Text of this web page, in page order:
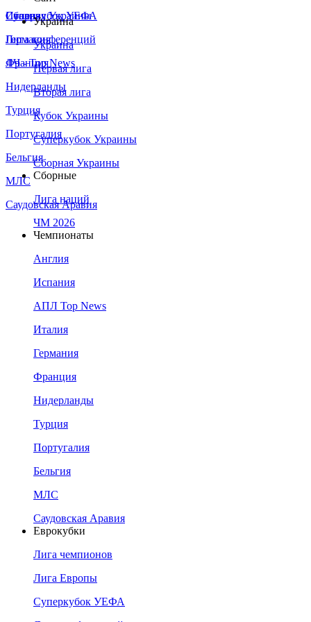
Сборная Украины
Италия
Германия
Франция
Нидерланды
Турция
Португалия
Бельгия
МЛС
Саудовская Аравия
Суперкубок УЕФА
Лига конференций
ЛЧ - Top News
Украина
Украина
Первая лига
Вторая лига
Кубок Украины
Суперкубок Украины
Сборная Украины
Сборные
Лига наций
ЧМ 2026
Чемпионаты
Англия
Испания
АПЛ Top News
Италия
Германия
Франция
Нидерланды
Турция
Португалия
Бельгия
МЛС
Саудовская Аравия
Еврокубки
Лига чемпионов
Лига Европы
Суперкубок УЕФА